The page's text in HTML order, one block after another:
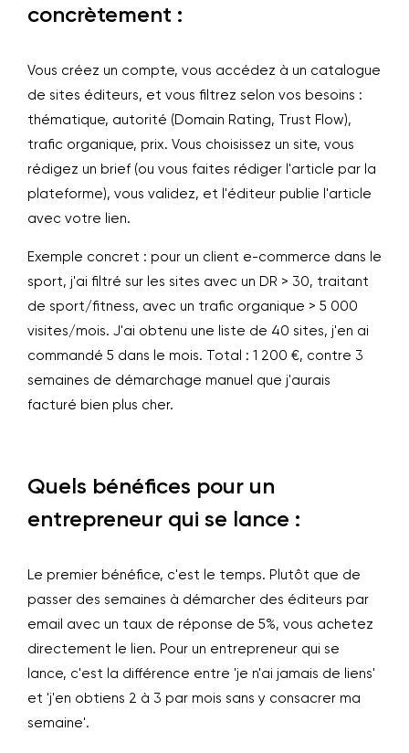
concrètement :
Vous créez un compte, vous accédez à un catalogue
de sites éditeurs, et vous filtrez selon vos besoins :
thématique, autorité (Domain Rating, Trust Flow),
trafic organique, prix. Vous choisissez un site, vous
rédigez un brief (ou vous faites rédiger l'article par la
plateforme), vous validez, et l'éditeur publie l'article
avec votre lien.
Exemple concret : pour un client e-commerce dans le
sport, j'ai filtré sur les sites avec un DR > 30, traitant
de sport/fitness, avec un trafic organique > 5 000
visites/mois. J'ai obtenu une liste de 40 sites, j'en ai
commandé 5 dans le mois. Total : 1 200 €, contre 3
semaines de démarchage manuel que j'aurais
facturé bien plus cher.
Quels bénéfices pour un
entrepreneur qui se lance :
Le premier bénéfice, c'est le temps. Plutôt que de
passer des semaines à démarcher des éditeurs par
email avec un taux de réponse de 5%, vous achetez
directement le lien. Pour un entrepreneur qui se
lance, c'est la différence entre 'je n'ai jamais de liens'
et 'j'en obtiens 2 à 3 par mois sans y consacrer ma
semaine'.